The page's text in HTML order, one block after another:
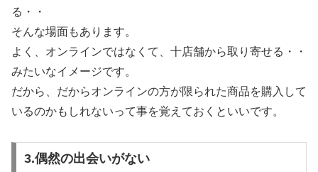
る・・
そんな場面もあります。
よく、オンラインではなくて、十店舗から取り寄せる・・
みたいなイメージです。
だから、だからオンラインの方が限られた商品を購入して
いるのかもしれないって事を覚えておくといいです。
3.偶然の出会いがない